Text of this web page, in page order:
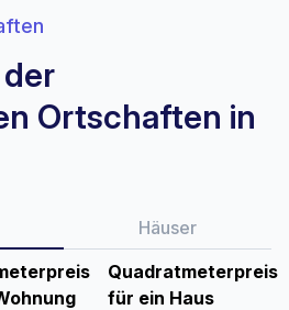
der
Ortschaften in
Häuser
Quadratmeterpreis
für ein Haus